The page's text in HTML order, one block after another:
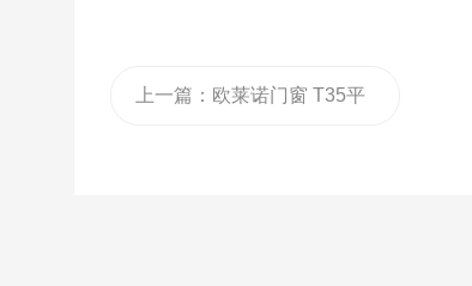
上一篇： 欧莱诺门窗 T35平